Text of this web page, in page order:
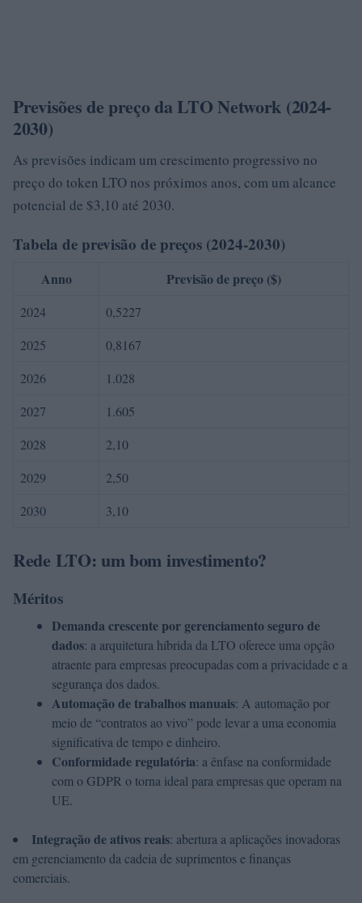
Previsões de preço da LTO Network (2024-
2030)
As previsões indicam um crescimento progressivo no
preço do token LTO nos próximos anos, com um alcance
potencial de $3,10 até 2030.
Tabela de previsão de preços (2024-2030)
Anno Previsão de preço ($)
2024
0,5227
2025
0,8167
2026
1.028
2027
1.605
2028
2,10
2029
2,50
2030
3,10
Rede LTO: um bom investimento?
Méritos
Demanda crescente por gerenciamento seguro de
dados: a arquitetura híbrida da LTO oferece uma opção
atraente para empresas preocupadas com a privacidade e a
segurança dos dados.
Automação de trabalhos manuais: A automação por
meio de “contratos ao vivo” pode levar a uma economia
significativa de tempo e dinheiro.
Conformidade regulatória: a ênfase na conformidade
com o GDPR o torna ideal para empresas que operam na
UE.
Integração de ativos reais: abertura a aplicações inovadoras
em gerenciamento da cadeia de suprimentos e finanças
comerciais.